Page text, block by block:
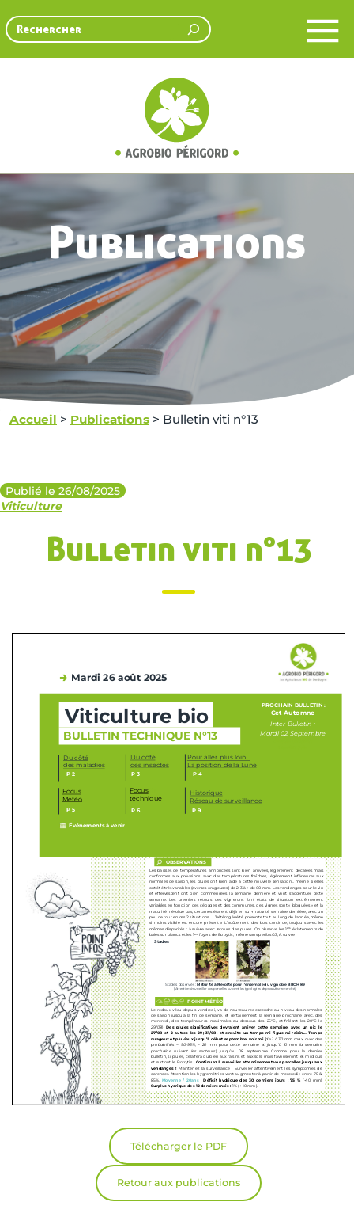
Rechercher
Publications
Accueil > Publications > Bulletin viti n°13
Publié le 26/08/2025
Viticulture
Bulletin viti n°13
Télécharger le PDF
Retour aux publications